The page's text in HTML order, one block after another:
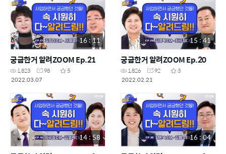
16 : 11
궁금한거 알려ZOOM Ep.21
1,823 98
5
2022.03.07
15 : 41
궁금한거 알려ZOOM Ep.20
1,826 92
3
2022.02.21
14 : 58 16 : 04